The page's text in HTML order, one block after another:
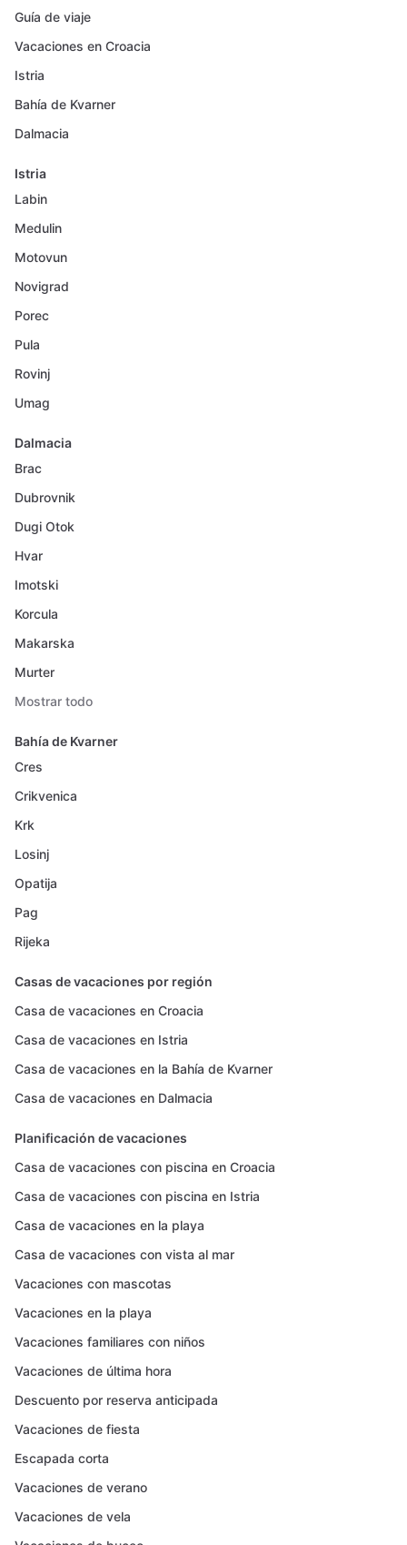
Guía de viaje
Vacaciones en Croacia
Istria
Bahía de Kvarner
Dalmacia
Istria
Labin
Medulin
Motovun
Novigrad
Porec
Pula
Rovinj
Umag
Dalmacia
Brac
Dubrovnik
Dugi Otok
Hvar
Imotski
Korcula
Makarska
Murter
Mostrar todo
Bahía de Kvarner
Cres
Crikvenica
Krk
Losinj
Opatija
Pag
Rijeka
Casas de vacaciones por región
Casa de vacaciones en Croacia
Casa de vacaciones en Istria
Casa de vacaciones en la Bahía de Kvarner
Casa de vacaciones en Dalmacia
Planificación de vacaciones
Casa de vacaciones con piscina en Croacia
Casa de vacaciones con piscina en Istria
Casa de vacaciones en la playa
Casa de vacaciones con vista al mar
Vacaciones con mascotas
Vacaciones en la playa
Vacaciones familiares con niños
Vacaciones de última hora
Descuento por reserva anticipada
Vacaciones de fiesta
Escapada corta
Vacaciones de verano
Vacaciones de vela